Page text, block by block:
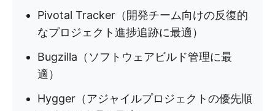
Pivotal Tracker（開発チーム向けの反復的
なプロジェクト進捗追跡に最適）
Bugzilla（ソフトウェアビルド管理に最
適）
Hygger（アジャイルプロジェクトの優先順